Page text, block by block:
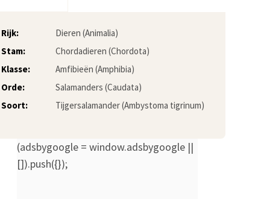
Rijk:
Dieren (Animalia)
Stam:
Chordadieren (Chordota)
Klasse:
Amfibieën (Amphibia)
Orde:
Salamanders (Caudata)
Soort:
Tijgersalamander (Ambystoma tigrinum)
(adsbygoogle = window.adsbygoogle ||
[]).push({});